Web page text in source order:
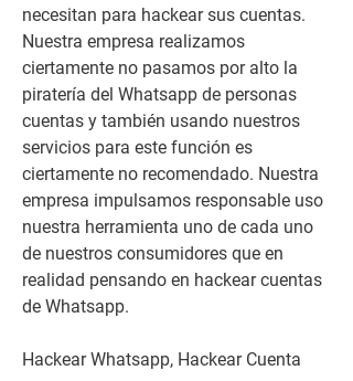
necesitan para hackear sus cuentas.
Nuestra empresa realizamos
ciertamente no pasamos por alto la
piratería del Whatsapp de personas
cuentas y también usando nuestros
servicios para este función es
ciertamente no recomendado. Nuestra
empresa impulsamos responsable uso
nuestra herramienta uno de cada uno
de nuestros consumidores que en
realidad pensando en hackear cuentas
de Whatsapp.
Hackear Whatsapp, Hackear Cuenta